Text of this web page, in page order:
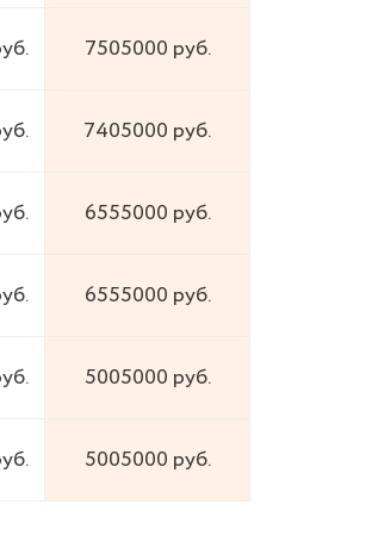
7505000 руб.
7405000 руб.
6555000 руб.
6555000 руб.
5005000 руб.
5005000 руб.